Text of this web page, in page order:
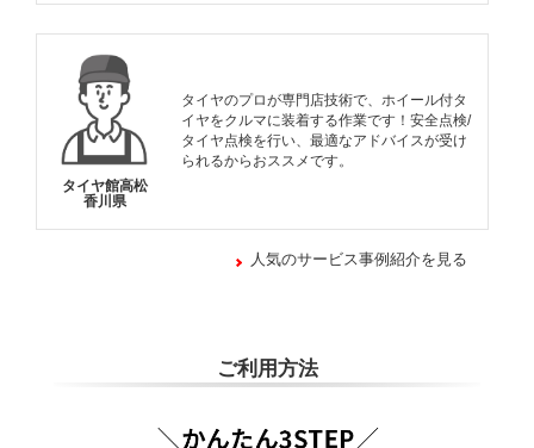
タイヤ館高松
香川県
タイヤのプロが専門店技術で、ホイール付タ
イヤをクルマに装着する作業です！安全点検/
タイヤ点検を行い、最適なアドバイスが受け
られるからおススメです。
人気のサービス事例紹介を見る
ご利用方法